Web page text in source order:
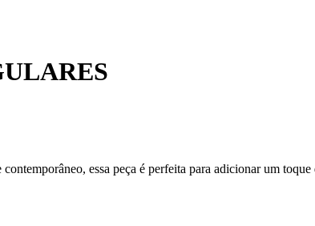
essa peça é perfeita para adicionar um